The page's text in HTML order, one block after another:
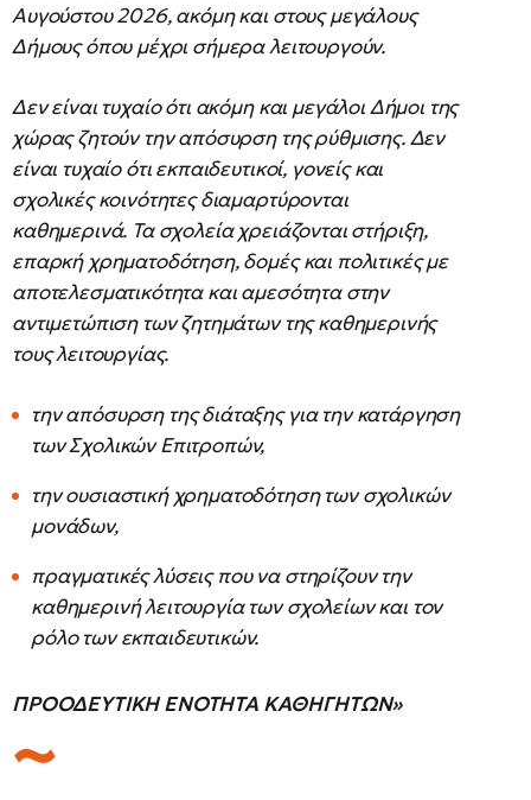
Αυγούστου 2026, ακόμη και στους μεγάλους
Δήμους όπου μέχρι σήμερα λειτουργούν.
Δεν είναι τυχαίο ότι ακόμη και μεγάλοι Δήμοι της
χώρας ζητούν την απόσυρση της ρύθμισης. Δεν
είναι τυχαίο ότι εκπαιδευτικοί, γονείς και
σχολικές κοινότητες διαμαρτύρονται
καθημερινά. Τα σχολεία χρειάζονται στήριξη,
επαρκή χρηματοδότηση, δομές και πολιτικές με
αποτελεσματικότητα και αμεσότητα στην
αντιμετώπιση των ζητημάτων της καθημερινής
τους λειτουργίας.
την απόσυρση της διάταξης για την κατάργηση
των Σχολικών Επιτροπών,
την ουσιαστική χρηματοδότηση των σχολικών
μονάδων,
πραγματικές λύσεις που να στηρίζουν την
καθημερινή λειτουργία των σχολείων και τον
ρόλο των εκπαιδευτικών.
ΠΡΟΟΔΕΥΤΙΚΗ ΕΝΟΤΗΤΑ ΚΑΘΗΓΗΤΩΝ»